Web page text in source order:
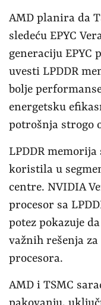
AMD planira da
sledeću EPYC
generaciju EPYC
uvesti LPDDR
bolje
energetsku
potrošnja strogo
LPDDR memorija
koristila u
centre. NVIDIA
procesor sa
potez pokazuje
važnih rešenja
procesora.
AMD i TSMC